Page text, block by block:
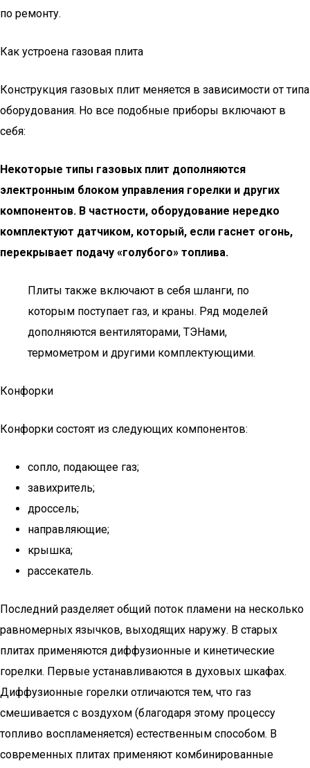
по ремонту.
Как устроена газовая плита
Конструкция газовых плит меняется в зависимости от типа
оборудования. Но все подобные приборы включают в
себя:
Некоторые типы газовых плит дополняются
электронным блоком управления горелки и других
компонентов. В частности, оборудование нередко
комплектуют датчиком, который, если гаснет огонь,
перекрывает подачу «голубого» топлива.
Плиты также включают в себя шланги, по
которым поступает газ, и краны. Ряд моделей
дополняются вентиляторами, ТЭНами,
термометром и другими комплектующими.
Конфорки
Конфорки состоят из следующих компонентов:
сопло, подающее газ;
завихритель;
дроссель;
направляющие;
крышка;
рассекатель.
Последний разделяет общий поток пламени на несколько
равномерных язычков, выходящих наружу. В старых
плитах применяются диффузионные и кинетические
горелки. Первые устанавливаются в духовых шкафах.
Диффузионные горелки отличаются тем, что газ
смешивается с воздухом (благодаря этому процессу
топливо воспламеняется) естественным способом. В
современных плитах применяют комбинированные